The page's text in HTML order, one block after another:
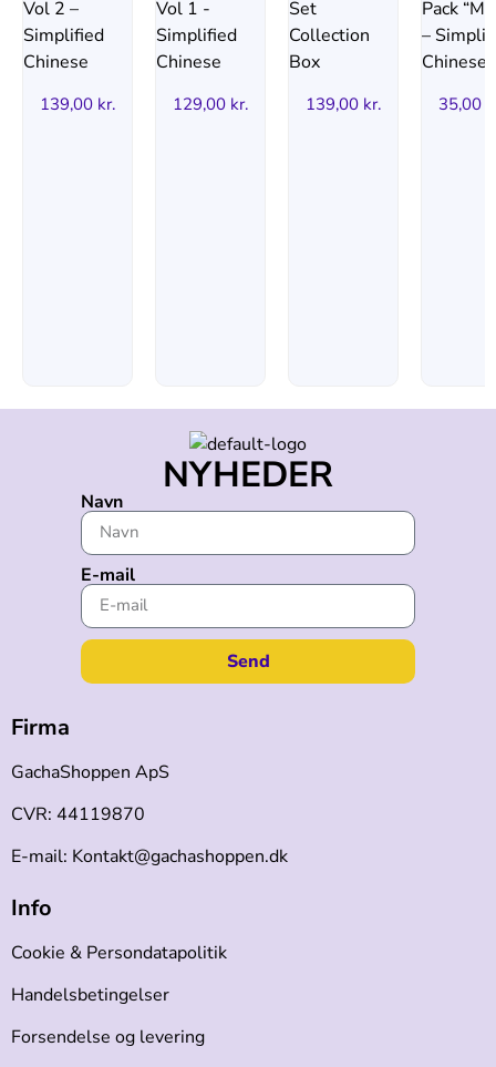
139,00 kr. 129,00 kr. 139,00 kr. 35,00
NYHEDER
Navn
E-mail
Send
Firma
GachaShoppen ApS
CVR: 44119870
E-mail: Kontakt@gachashoppen.dk
Info
Cookie & Persondatapolitik
Handelsbetingelser
Forsendelse og levering